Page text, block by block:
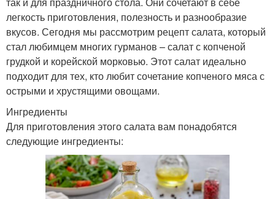
легкость приготовления, полезность и разнообразие
вкусов. Сегодня мы рассмотрим рецепт салата, который
стал любимцем многих гурманов – салат с копченой
грудкой и корейской морковью. Этот салат идеально
подходит для тех, кто любит сочетание копченого мяса с
острыми и хрустящими овощами.
Ингредиенты
Для приготовления этого салата вам понадобятся
следующие ингредиенты: